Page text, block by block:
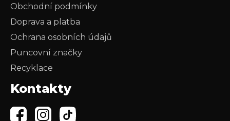
Obchodní podmínky
Doprava a platba
Ochrana osobních údajů
Puncovní značky
Recyklace
Kontakty